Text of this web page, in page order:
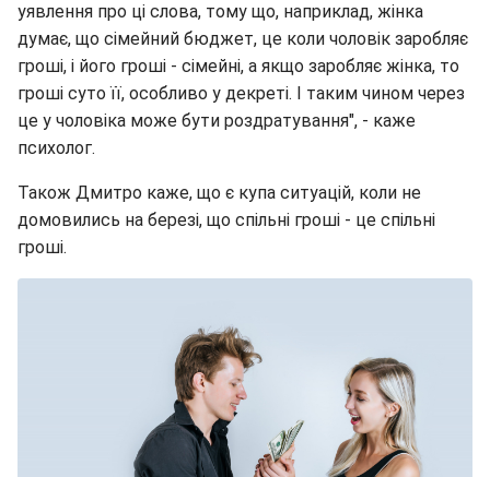
уявлення про ці слова, тому що, наприклад, жінка
думає, що сімейний бюджет, це коли чоловік заробляє
гроші, і його гроші - сімейні, а якщо заробляє жінка, то
гроші суто її, особливо у декреті. І таким чином через
це у чоловіка може бути роздратування", - каже
психолог.
Також Дмитро каже, що є купа ситуацій, коли не
домовились на березі, що спільні гроші - це спільні
гроші.